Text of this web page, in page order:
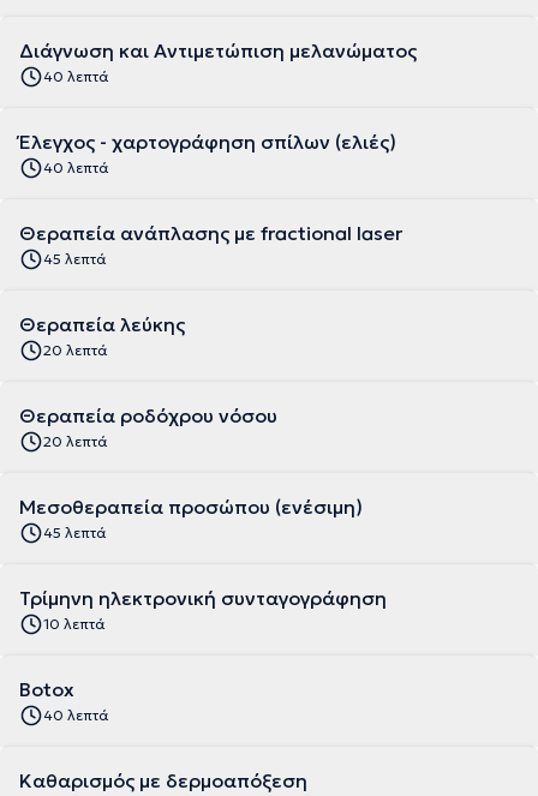
Διάγνωση και Αντιμετώπιση μελανώματος
40 λεπτά
Έλεγχος - χαρτογράφηση σπίλων (ελιές)
40 λεπτά
Θεραπεία ανάπλασης με fractional laser
45 λεπτά
Θεραπεία λεύκης
20 λεπτά
Θεραπεία ροδόχρου νόσου
20 λεπτά
Μεσοθεραπεία προσώπου (ενέσιμη)
45 λεπτά
Τρίμηνη ηλεκτρονική συνταγογράφηση
10 λεπτά
Botox
40 λεπτά
Kαθαρισμός με δερμοαπόξεση